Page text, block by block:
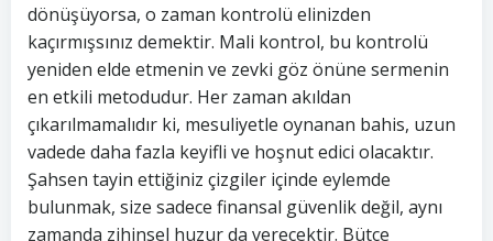
dönüşüyorsa, o zaman kontrolü elinizden
kaçırmışsınız demektir. Mali kontrol, bu kontrolü
yeniden elde etmenin ve zevki göz önüne sermenin
en etkili metodudur. Her zaman akıldan
çıkarılmamalıdır ki, mesuliyetle oynanan bahis, uzun
vadede daha fazla keyifli ve hoşnut edici olacaktır.
Şahsen tayin ettiğiniz çizgiler içinde eylemde
bulunmak, size sadece finansal güvenlik değil, aynı
zamanda zihinsel huzur da verecektir. Bütçe